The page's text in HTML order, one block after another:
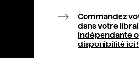
Commandez
dans votre
indépendante
disponibilité ici !